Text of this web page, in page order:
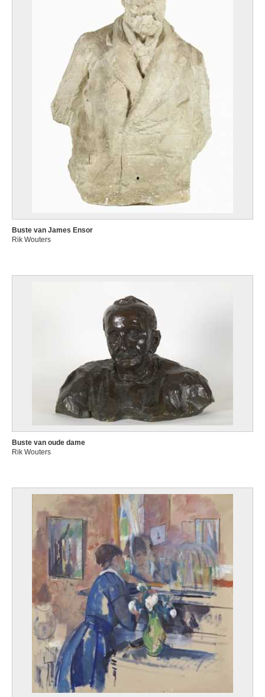
Buste van James Ensor
Rik Wouters
Buste van oude dame
Rik Wouters